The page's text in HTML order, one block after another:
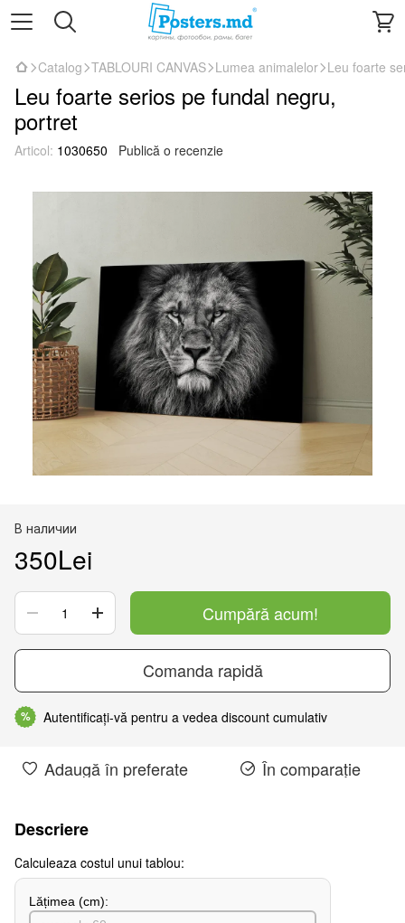
Catalog TABLOURI CANVAS Lumea animalelor Leu foarte
Leu foarte serios pe fundal negru,
portret
Articol: 1030650 Publică o recenzie
В наличии
350Lei
Cumpără acum!
Comanda rapidă
% Autentificați-vă pentru a vedea discount cumulativ
Adaugă în preferate În comparație
Descriere
Сalculeaza costul unui tablou:
Lățimea (сm):